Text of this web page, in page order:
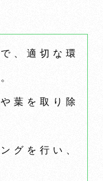
、適切な環
葉を取り除
グを行い、